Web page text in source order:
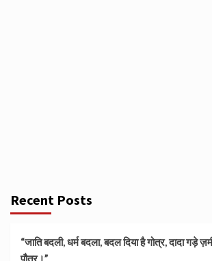
Recent Posts
“जाति बदली, धर्म बदला, बदल दिया है गोत्र, दादा गड़े
पौत्र।”